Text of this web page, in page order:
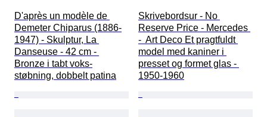
D'après un modèle de
Demeter Chiparus (1886-
1947) - Skulptur, La
Danseuse - 42 cm -
Bronze i tabt voks-
støbning, dobbelt patina
Skrivebordsur - No
Reserve Price - Mercedes
-  Art Deco Et pragtfuldt
model med kaniner i
presset og formet glas -
1950-1960